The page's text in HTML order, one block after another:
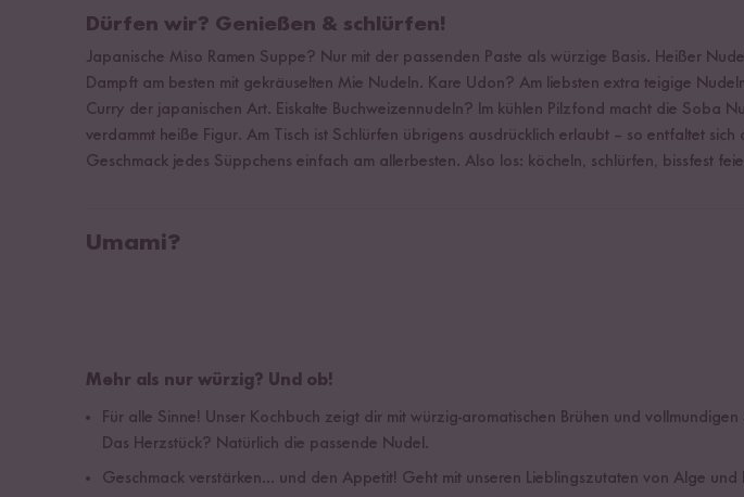
Dürfen wir? Genießen & schlürfen!
Japanische Miso Ramen Suppe? Nur mit der passenden Paste als würzige Basis. Heißer
Dampft am besten mit gekräuselten Mie Nudeln. Kare Udon? Am liebsten extra teigige
Curry der japanischen Art. Eiskalte Buchweizennudeln? Im kühlen Pilzfond macht die Soba
verdammt heiße Figur. Am Tisch ist Schlürfen übrigens ausdrücklich erlaubt – so entfaltet sich
Geschmack jedes Süppchens einfach am allerbesten. Also los: köcheln, schlürfen, bissfest
Umami?
Mehr als nur würzig? Und ob!
Für alle Sinne! Unser Kochbuch zeigt dir mit würzig-aromatischen Brühen und
Das Herzstück? Natürlich die passende Nudel.
Geschmack verstärken... und den Appetit! Geht mit unseren Lieblingszutaten von Alge